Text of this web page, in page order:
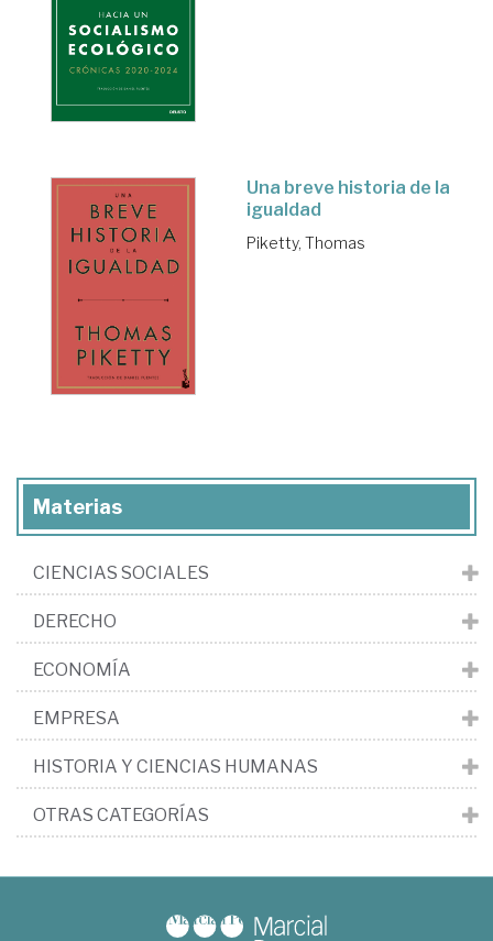
Una breve historia de la
igualdad
Piketty, Thomas
Materias
CIENCIAS SOCIALES
DERECHO
ECONOMÍA
EMPRESA
HISTORIA Y CIENCIAS HUMANAS
OTRAS CATEGORÍAS